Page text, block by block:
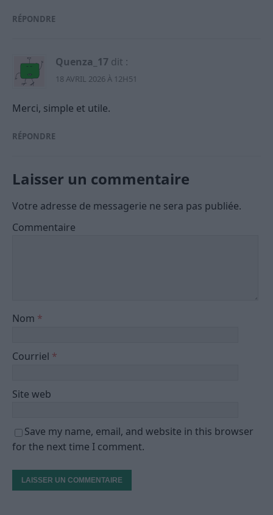
RÉPONDRE
Quenza_17 dit :
18 AVRIL 2026 À 12H51
Merci, simple et utile.
RÉPONDRE
Laisser un commentaire
Votre adresse de messagerie ne sera pas publiée.
Commentaire
Nom *
Courriel *
Site web
Save my name, email, and website in this browser
for the next time I comment.